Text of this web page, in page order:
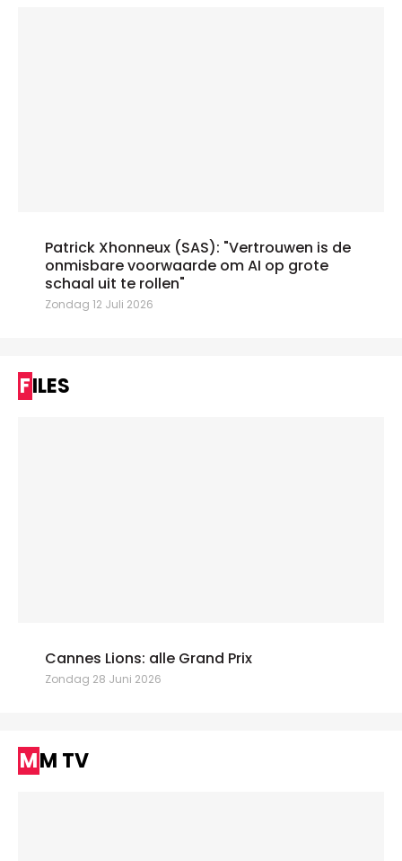
Patrick Xhonneux (SAS): "Vertrouwen is de
onmisbare voorwaarde om AI op grote
schaal uit te rollen"
Zondag 12 Juli 2026
FILES
Cannes Lions: alle Grand Prix
Zondag 28 Juni 2026
MM TV